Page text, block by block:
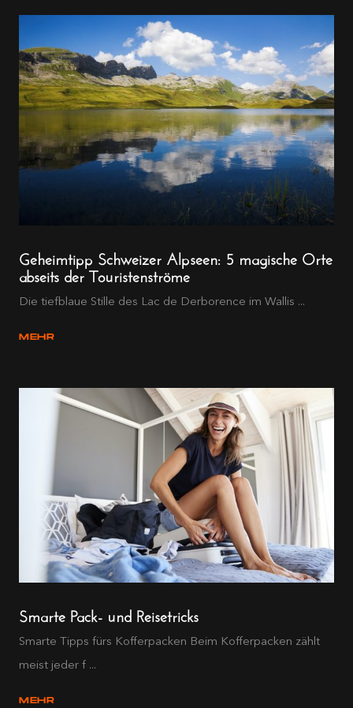
Geheimtipp Schweizer Alpseen: 5 magische Orte
abseits der Touristenströme
Die tiefblaue Stille des Lac de Derborence im Wallis ...
MEHR
Smarte Pack- und Reisetricks
Smarte Tipps fürs Kofferpacken Beim Kofferpacken zählt
meist jeder f ...
MEHR